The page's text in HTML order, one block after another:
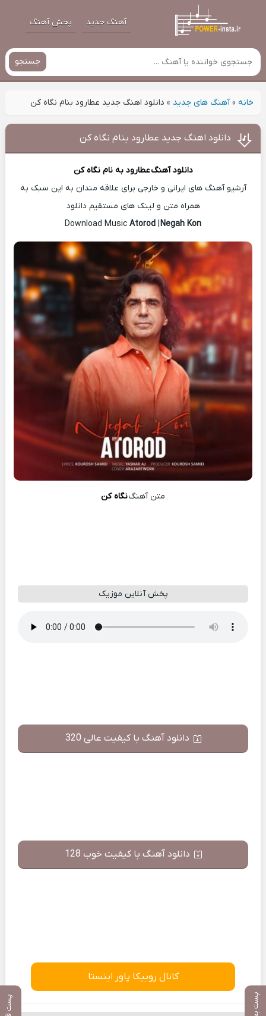
آهنگ جدید پخش آهنگ
جستجو
خانه»آهنگ های جدید » دانلود اهنگ جدید عطارود بنام نگاه کن
دانلود اهنگ جدید عطارود بنام نگاه کن
دانلود آهنگعطارود به نام نگاه کن
آرشیو آهنگ های ایرانی و خارجی برای علاقه مندان به این سبک به
همراه متن و لینک های مستقیم دانلود
Download Music
Atorod|Negah Kon
متن آهنگنگاه کن
پخش آنلاین موزیک
دانلود آهنگ با کیفیت عالی 320
دانلود آهنگ با کیفیت خوب 128
کانال روبیکا پاور اینستا